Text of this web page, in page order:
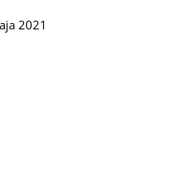
2021